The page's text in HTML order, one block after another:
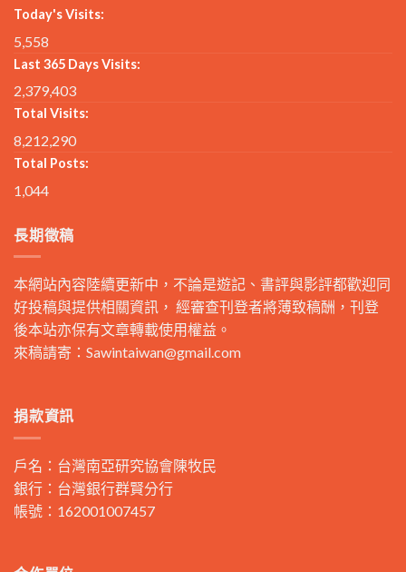
Today's Visits:
5,558
Last 365 Days Visits:
2,379,403
Total Visits:
8,212,290
Total Posts:
1,044
長期徵稿
本網站內容陸續更新中，不論是遊記、書評與影評都歡迎同
好投稿與提供相關資訊， 經審查刊登者將薄致稿酬，刊登
後本站亦保有文章轉載使用權益。
來稿請寄： Sawintaiwan@gmail.com
捐款資訊
戶名：台灣南亞研究協會陳牧民
銀行：台灣銀行群賢分行
帳號：162001007457